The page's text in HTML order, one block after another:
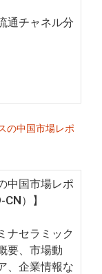
通チャネル分
の中国市場レポ
中国市場レポ
）】
ナセラミック
要、市場動
、企業情報な